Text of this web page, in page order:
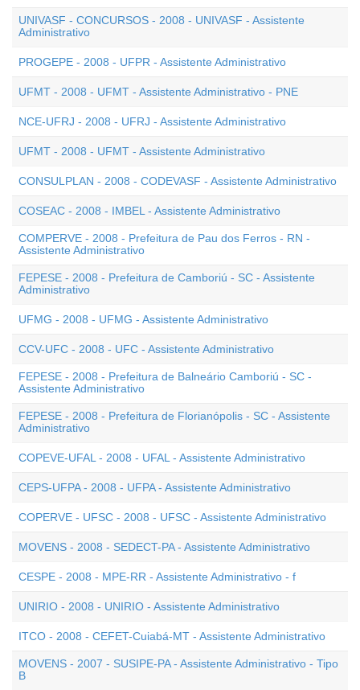
UNIVASF - CONCURSOS - 2008 - UNIVASF - Assistente
Administrativo
PROGEPE - 2008 - UFPR - Assistente Administrativo
UFMT - 2008 - UFMT - Assistente Administrativo - PNE
NCE-UFRJ - 2008 - UFRJ - Assistente Administrativo
UFMT - 2008 - UFMT - Assistente Administrativo
CONSULPLAN - 2008 - CODEVASF - Assistente Administrativo
COSEAC - 2008 - IMBEL - Assistente Administrativo
COMPERVE - 2008 - Prefeitura de Pau dos Ferros - RN -
Assistente Administrativo
FEPESE - 2008 - Prefeitura de Camboriú - SC - Assistente
Administrativo
UFMG - 2008 - UFMG - Assistente Administrativo
CCV-UFC - 2008 - UFC - Assistente Administrativo
FEPESE - 2008 - Prefeitura de Balneário Camboriú - SC -
Assistente Administrativo
FEPESE - 2008 - Prefeitura de Florianópolis - SC - Assistente
Administrativo
COPEVE-UFAL - 2008 - UFAL - Assistente Administrativo
CEPS-UFPA - 2008 - UFPA - Assistente Administrativo
COPERVE - UFSC - 2008 - UFSC - Assistente Administrativo
MOVENS - 2008 - SEDECT-PA - Assistente Administrativo
CESPE - 2008 - MPE-RR - Assistente Administrativo - f
UNIRIO - 2008 - UNIRIO - Assistente Administrativo
ITCO - 2008 - CEFET-Cuiabá-MT - Assistente Administrativo
MOVENS - 2007 - SUSIPE-PA - Assistente Administrativo - Tipo
B